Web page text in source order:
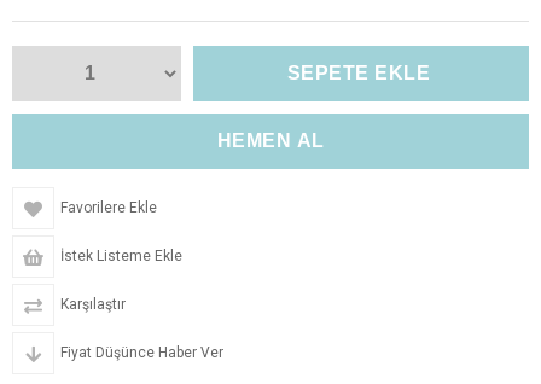
Favorilere Ekle
İstek Listeme Ekle
Karşılaştır
Fiyat Düşünce Haber Ver